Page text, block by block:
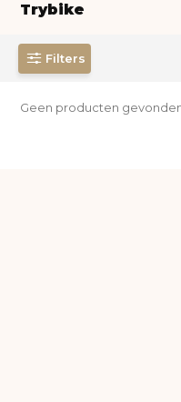
Trybike
Filters
Geen producten